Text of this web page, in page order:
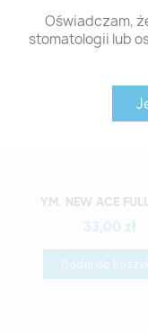
Oświadczam,
stomatologii lub
Szybki
33,00 zł
Dodaj do